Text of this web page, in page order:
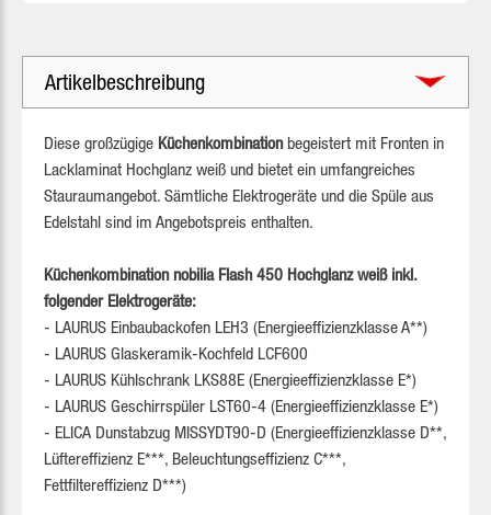
Artikelbeschreibung
Diese großzügige Küchenkombinationbegeistert mit Fronten in
Lacklaminat Hochglanz weiß und bietet ein umfangreiches
Stauraumangebot. Sämtliche Elektrogeräte und die Spüle aus
Edelstahl sind im Angebotspreis enthalten.
Küchenkombination nobilia Flash 450 Hochglanz weiß inkl.
folgender Elektrogeräte:
- LAURUS Einbaubackofen LEH3 (Energieeffizienzklasse A**)
- LAURUS Glaskeramik-Kochfeld LCF600
- LAURUS Kühlschrank LKS88E (Energieeffizienzklasse E*)
- LAURUS Geschirrspüler LST60-4 (Energieeffizienzklasse E*)
- ELICA Dunstabzug MISSYDT90-D (Energieeffizienzklasse D**,
Lüftereffizienz E***, Beleuchtungseffizienz C***,
Fettfiltereffizienz D***)